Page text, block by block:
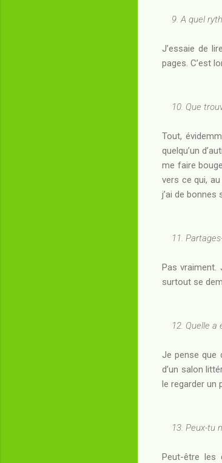
9. A quel
J’essaie de
pages. C’est
10. Que
Tout,
quelqu’un
me faire
vers ce qui,
j’ai de bonnes
11.
Pas vraiment.
surtout se
12. Quelle a
Je pense que
d’un salon
le regarder un
13. Peux-tu
Peut-être les